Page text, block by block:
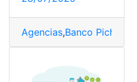
Agencias,Banco Pichincha